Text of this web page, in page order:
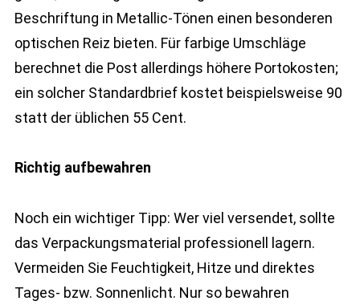
Beschriftung in Metallic-Tönen einen besonderen
optischen Reiz bieten. Für farbige Umschläge
berechnet die Post allerdings höhere Portokosten;
ein solcher Standardbrief kostet beispielsweise 90
statt der üblichen 55 Cent.
Richtig aufbewahren
Noch ein wichtiger Tipp: Wer viel versendet, sollte
das Verpackungsmaterial professionell lagern.
Vermeiden Sie Feuchtigkeit, Hitze und direktes
Tages- bzw. Sonnenlicht. Nur so bewahren